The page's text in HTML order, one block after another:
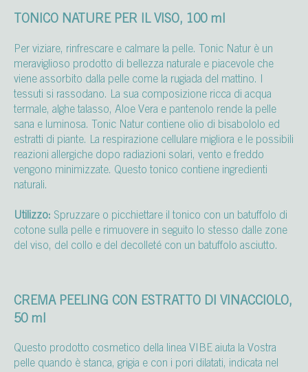
TONICO NATURE PER IL VISO, 100 ml
Per viziare, rinfrescare e calmare la pelle. Tonic Natur è un
meraviglioso prodotto di bellezza naturale e piacevole che
viene assorbito dalla pelle come la rugiada del mattino. I
tessuti si rassodano. La sua composizione ricca di acqua
termale, alghe talasso, Aloe Vera e pantenolo rende la pelle
sana e luminosa. Tonic Natur contiene olio di bisabololo ed
estratti di piante. La respirazione cellulare migliora e le possibili
reazioni allergiche dopo radiazioni solari, vento e freddo
vengono minimizzate. Questo tonico contiene ingredienti
naturali.
Utilizzo: Spruzzare o picchiettare il tonico con un batuffolo di
cotone sulla pelle e rimuovere in seguito lo stesso dalle zone
del viso, del collo e del decolleté con un batuffolo asciutto.
CREMA PEELING CON ESTRATTO DI VINACCIOLO,
50 ml
Questo prodotto cosmetico della linea VIBE aiuta la Vostra
pelle quando è stanca, grigia e con i pori dilatati, indicata nel